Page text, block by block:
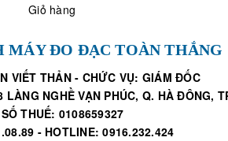
Giỏ hàng
MÁY ĐO ĐẠC TOÀN THẮNG
VIẾT THẢN - CHỨC VỤ: GIÁM ĐỐC
NGHỀ VẠN PHÚC, Q. HÀ ĐÔNG,
THUẾ: 0108659327
- HOTLINE: 0916.232.424